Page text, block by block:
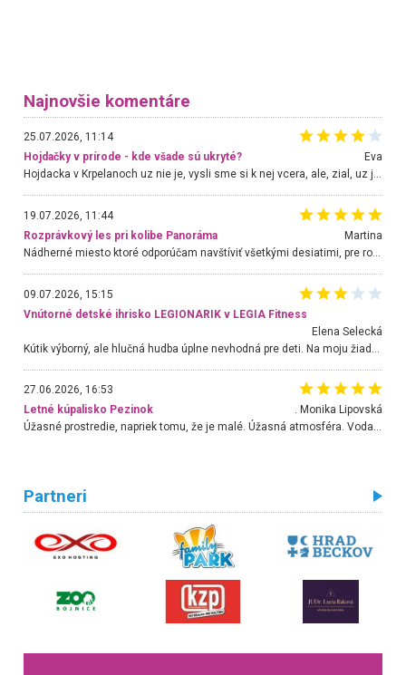
Najnovšie komentáre
25.07.2026, 11:14
Hojdačky v prírode - kde všade sú ukryté?
Eva
Hojdacka v Krpelanoch uz nie je, vysli sme si k nej vcera, ale, zial, uz je znicena. Ak sem planujete cestu len kvoli hojdacke, mozete si ju usetrit. Krasny vyhlad je tu vsak aj bez hojdacky :-)
19.07.2026, 11:44
Rozprávkový les pri kolibe Panoráma
Martina
Nádherné miesto ktoré odporúčam navštíviť všetkými desiatimi, pre rodiny s deťmi, dôchodcom... Proste a jednoducho ozaj rozprávkový les.. určite ešte prídeme. Odniesli sme si na pamiatku krásne tričká,
09.07.2026, 15:15
Vnútorné detské ihrisko LEGIONARIK v LEGIA Fitness
Elena Selecká
27.06.2026, 16:53
Letné kúpalisko Pezinok
. Monika Lipovská
Úžasné prostredie, napriek tomu, že je malé. Úžasná atmosféra. Voda fantastická a nádherná. Ľudí je pomerne veľa, ale su mili a ohľaduplní. Je veľmi zaujímavé sledovať, ako dokážu spolu športovať cudzí ľudia a bez ohľadu na vek. Vládne tu pohoda. Vnuka neviem dostať z vody. Ďakujem za krásny deň . Urcite sa sem vrátim. Jediný problém je s parkovaním, ale aj ten sa mi podarilo vyriešiť. Monika Bratislava
Partneri